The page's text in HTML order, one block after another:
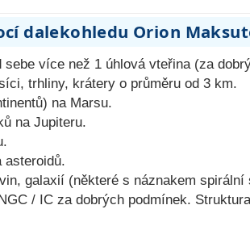
dalekohledu Orion
více než 1 úhlová vteřina (za
trhliny, krátery o průměru od 3 km.
na Marsu.
na Jupiteru.
asteroidů.
galaxií (některé s náznakem spirální
/ IC za dobrých podmínek.